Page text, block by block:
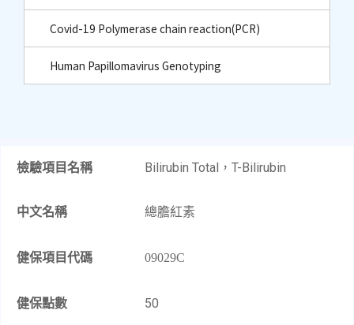
Covid-19 Polymerase chain reaction(PCR)
Human Papillomavirus Genotyping
檢驗項目名稱 Bilirubin Total，T-Bilirubin
中文名稱 總膽紅素
健保項目代碼 09029C
健保點數 50